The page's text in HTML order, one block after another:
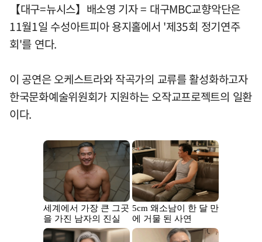
【대구=뉴시스】배소영 기자 = 대구MBC교향악단은
11월1일 수성아트피아 용지홀에서 '제35회 정기연주
회'를 연다.
이 공연은 오케스트라와 작곡가의 교류를 활성화하고자
한국문화예술위원회가 지원하는 오작교프로젝트의 일환
이다.